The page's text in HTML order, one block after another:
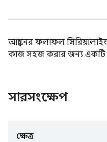
আহ্বানের ফলাফল
কাজ সহজ করার জন্য একটি
সারসংক্ষেপ
ক্ষেত্র